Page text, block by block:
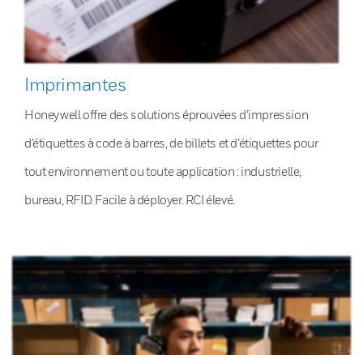
Imprimantes
Honeywell offre des solutions éprouvées d’impression
d’étiquettes à code à barres, de billets et d’étiquettes pour
tout environnement ou toute application : industrielle,
bureau, RFID. Facile à déployer. RCI élevé.